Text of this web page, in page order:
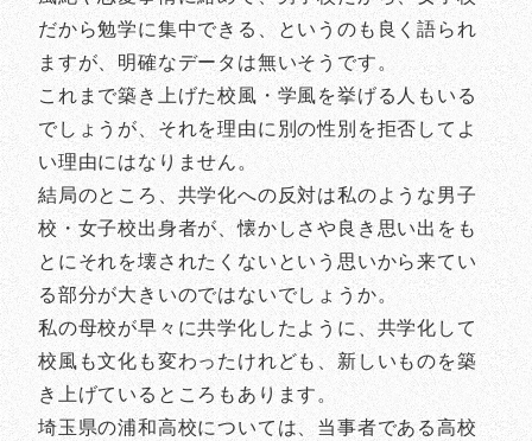
だから勉学に集中できる、というのも良く語られ
ますが、明確なデータは無いそうです。
これまで築き上げた校風・学風を挙げる人もいる
でしょうが、それを理由に別の性別を拒否してよ
い理由にはなりません。
結局のところ、共学化への反対は私のような男子
校・女子校出身者が、懐かしさや良き思い出をも
とにそれを壊されたくないという思いから来てい
る部分が大きいのではないでしょうか。
私の母校が早々に共学化したように、共学化して
校風も文化も変わったけれども、新しいものを築
き上げているところもあります。
埼玉県の浦和高校については、当事者である高校